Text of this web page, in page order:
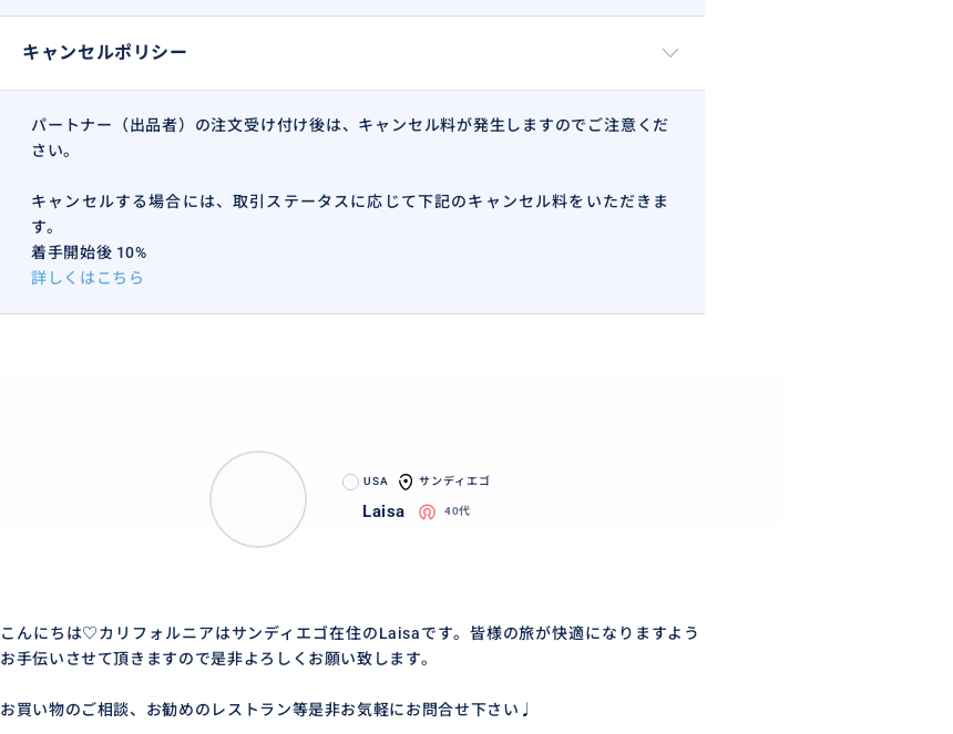
キャンセルポリシー
パートナー（出品者）の注文受け付け後は、キャンセル料が発生しますのでご注意くだ
さい。
キャンセルする場合には、取引ステータスに応じて下記のキャンセル料をいただきま
す。
着手開始後 10%
詳しくはこちら
USA サンディエゴ
Laisa 40代
こんにちは♡カリフォルニアはサンディエゴ在住のLaisaです。皆様の旅が快適になりますよう
お手伝いさせて頂きますので是非よろしくお願い致します。
お買い物のご相談、お勧めのレストラン等是非お気軽にお問合せ下さい♩